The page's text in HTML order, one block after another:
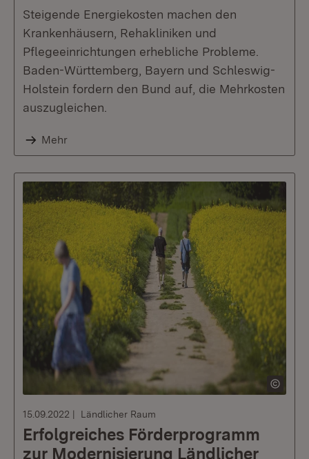
Steigende Energiekosten machen den
Krankenhäusern, Rehakliniken und
Pflegeeinrichtungen erhebliche Probleme.
Baden-Württemberg, Bayern und Schleswig-
Holstein fordern den Bund auf, die Mehrkosten
auszugleichen.
Mehr
15.09.2022 Ländlicher Raum
Erfolgreiches Förderprogramm
zur Modernisierung Ländlicher